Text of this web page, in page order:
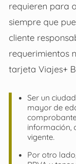
requieren para
siempre que
cliente
requerimientos
tarjeta Viajes+
Ser un
mayor de
información,
vigente.
Por otro